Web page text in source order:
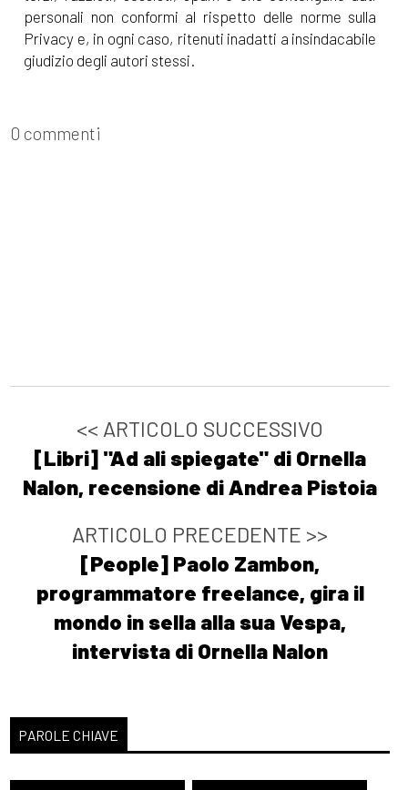
personali non conformi al rispetto delle norme sulla
Privacy e, in ogni caso, ritenuti inadatti a insindacabile
giudizio degli autori stessi.
0 commenti
<< ARTICOLO SUCCESSIVO
[Libri] "Ad ali spiegate" di Ornella
Nalon, recensione di Andrea Pistoia
ARTICOLO PRECEDENTE >>
[People] Paolo Zambon,
programmatore freelance, gira il
mondo in sella alla sua Vespa,
intervista di Ornella Nalon
PAROLE CHIAVE